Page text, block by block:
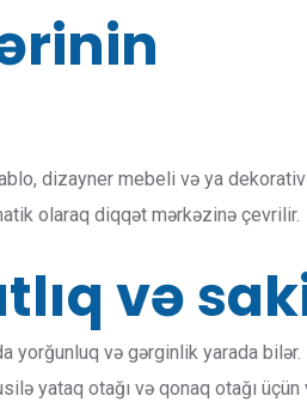
dizayner mebeli və ya dekorativ
olaraq diqqət mərkəzinə çevrilir.
və
yorğunluq və gərginlik yarada
yataq otağı və qonaq otağı üçün